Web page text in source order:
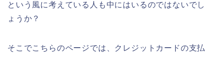
という風に考えている人も中にはいるのではないでし
ょうか？
そこでこちらのページでは、クレジットカードの支払